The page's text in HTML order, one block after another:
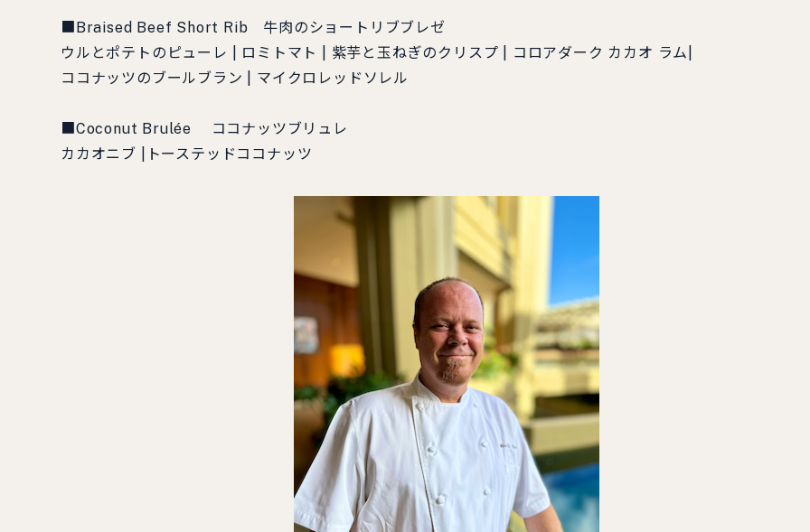
■Braised Beef Short Rib 牛肉のショートリブブレゼ
ウルとポテトのピューレ | ロミトマト | 紫芋と玉ねぎのクリスプ | コロアダーク カカオ ラム|
ココナッツのブールブラン | マイクロレッドソレル
■Coconut Brulée ココナッツブリュレ
カカオニブ |トーステッドココナッツ